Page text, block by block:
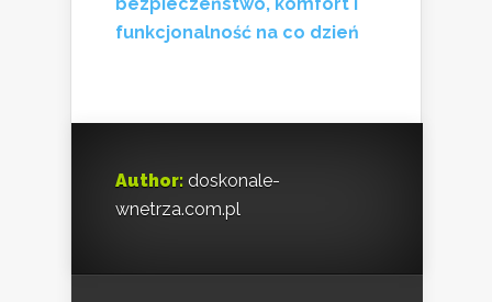
funkcjonalność na co dzień
Author: doskonale-
wnetrza.com.pl